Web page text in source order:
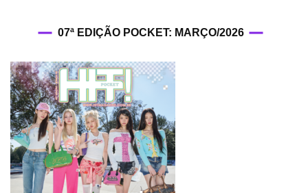
07ª EDIÇÃO POCKET: MARÇO/2026